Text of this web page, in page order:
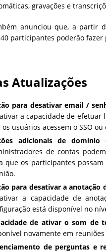
gravações e
anunciou que, a partir
participantes poderão
Atualizações
para desativar email /
a capacidade de efetuar
os usuários acessem o SSO
adicionais de
de contas
que os participantes
para desativar a anotação
a capacidade de
está disponível no
de ativar o som de
novamente em
de perguntas e